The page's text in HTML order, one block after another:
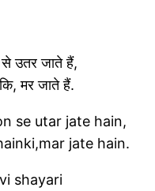
उतर जाते हैं,
मर जाते हैं.
se utar jate hain,
jate hain.